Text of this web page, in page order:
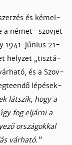
és kém­el­
a né­met–szov­jet
1941. jú­nius 21-
hely­zet „tisz­tá­
és a Szov­
lé­pé­sek­
lát­szik, hogy a
fog el­jár­ni a
or­szá­gok­kal
vár­ha­tó.”